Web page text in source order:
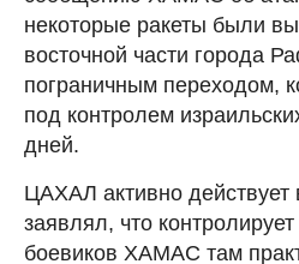
некоторые ракеты были
восточной части города
пограничным переходом,
под контролем
дней.
ЦАХАЛ активно действует
заявлял, что
боевиков ХАМАС там